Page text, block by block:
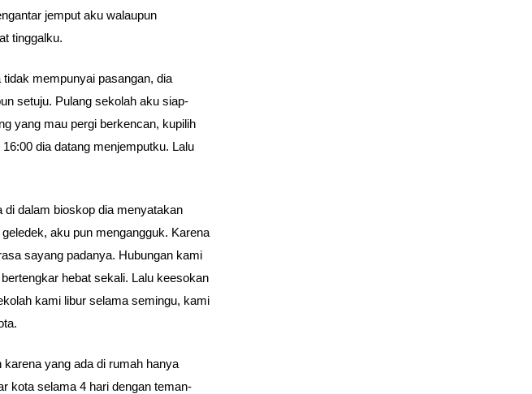
jemput aku walaupun
tinggalku.
mempunyai pasangan, dia
setuju. Pulang sekolah aku siap-
yang mau pergi berkencan, kupilih
dia datang menjemputku. Lalu
di dalam bioskop dia menyatakan
aku pun mengangguk. Karena
sayang padanya. Hubungan kami
hebat sekali. Lalu keesokan
kami libur selama semingu, kami
yang ada di rumah hanya
kota selama 4 hari dengan teman-